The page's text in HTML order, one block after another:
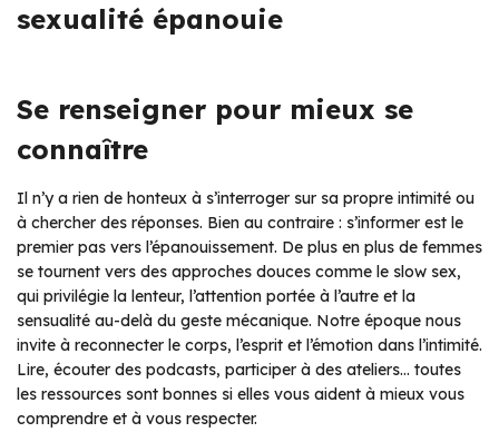
sexualité épanouie
Se renseigner pour mieux se
connaître
Il n’y a rien de honteux à s’interroger sur sa propre intimité ou
à chercher des réponses. Bien au contraire : s’informer est le
premier pas vers l’épanouissement. De plus en plus de femmes
se tournent vers des approches douces comme le slow sex,
qui privilégie la lenteur, l’attention portée à l’autre et la
sensualité au-delà du geste mécanique. Notre époque nous
invite à reconnecter le corps, l’esprit et l’émotion dans l’intimité.
Lire, écouter des podcasts, participer à des ateliers… toutes
les ressources sont bonnes si elles vous aident à mieux vous
comprendre et à vous respecter.